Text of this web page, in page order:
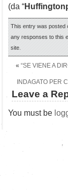
(da “
This entry was posted
any responses to this
site.
« “SE VIENE A
INDAGATO PER
Leave a
You must be